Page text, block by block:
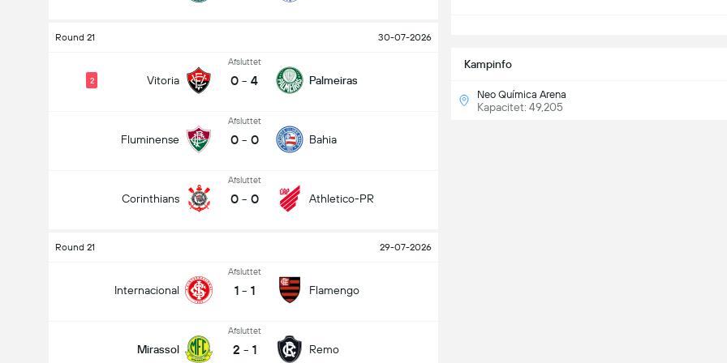
Round 21 30-07-2026
Vitoria
2
Afsluttet
0 - 4 Palmeiras
Fluminense
Afsluttet
0 - 0 Bahia
Corinthians
Afsluttet
0 - 0 Athletico-PR
Round 21 29-07-2026
Internacional
Afsluttet
1 - 1 Flamengo
Mirassol
Afsluttet
2 - 1 Remo
Kampinfo
Neo Química Arena
Kapacitet: 49,205